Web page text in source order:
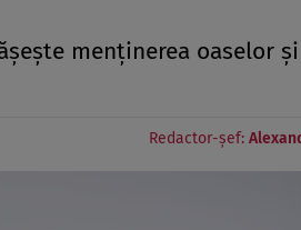
menținerea oaselor și
Redactor-șef: